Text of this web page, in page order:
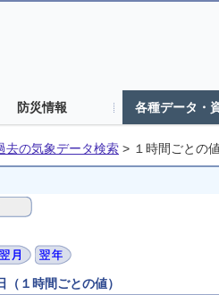
防災情報 各種データ・
去の気象データ検索 > １時間ごとの
１時間ごとの値）